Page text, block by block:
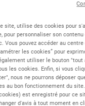
- H/F
2026
site, utilise des cookies pour
pour personnaliser son
Vous pouvez accéder au
les cookies” pour
utiliser le bouton "tout
les cookies. Enfin, si vous
nous ne pourrons déposer
au bon fonctionnement du
est enregistré pour ce
d'avis à tout moment en